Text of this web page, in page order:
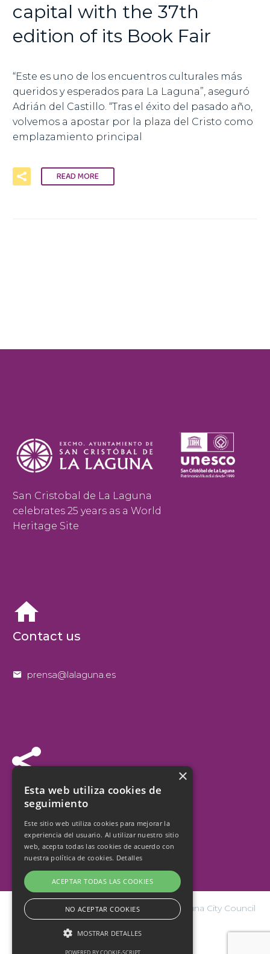
capital with the 37th
edition of its Book Fair
“Este es uno de los encuentros culturales más
queridos y esperados para La Laguna”, aseguró
Adrián del Castillo. “Tras el éxito del pasado año,
volvemos a apostar por la plaza del Cristo como
emplazamiento principal
READ MORE
San Cristobal de La Laguna
celebrates 25 years as a World
Heritage Site


Contact us

 prensa@lalaguna.es


Follow us
© Copyright 2026 San Cristóbal de La Laguna City Council
| Design and hosting:internetísimo.com
Esta web utiliza cookies de
seguimiento
Este sitio web utiliza cookies para mejorar la
experiencia del usuario. Al utilizar nuestro sitio
web, acepta todas las cookies de acuerdo con
nuestra política de cookies. Detalles
ACEPTAR TODAS LAS COOKIES
NO ACEPTAR COOKIES
MOSTRAR DETALLES
×